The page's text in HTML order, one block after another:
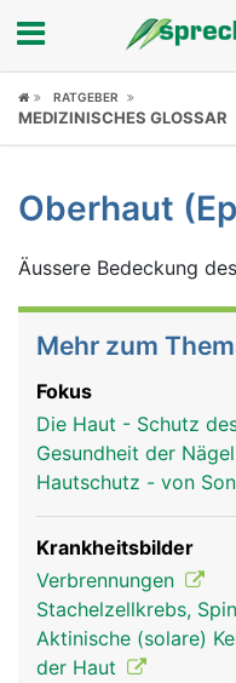
Fokus
Symptome
Untersuchungen
News
Ratgeber
Rubriken
RATGEBER
MEDIZINISCHES GLOSSAR
Oberhaut
Äussere Bedeckung
Mehr zum
Fokus
Die Haut - Schutz
Gesundheit der Nägel
Hautschutz - von
Krankheitsbilder
Verbrennungen
Stachelzellkrebs,
Aktinische (solare)
der Haut